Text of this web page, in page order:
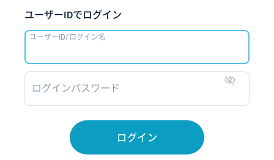
ユーザーIDでログイン
ユーザーID/ログイン名
ログインパスワード
ログイン